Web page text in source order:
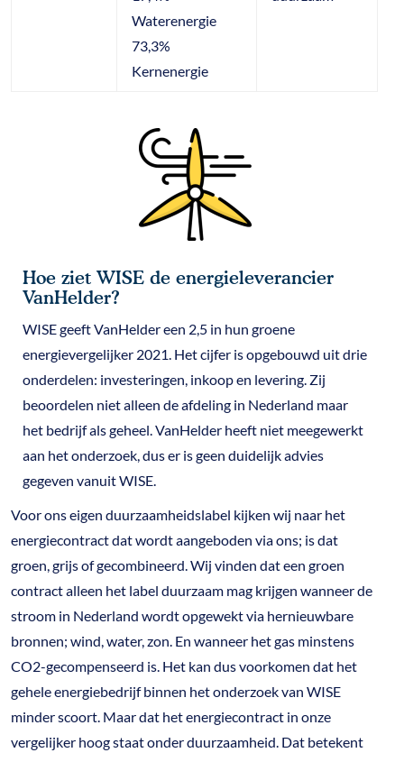
Waterenergie
73,3%
Kernenergie
Hoe ziet WISE de energieleverancier
VanHelder?
WISE geeft VanHelder een 2,5 in hun groene
energievergelijker 2021. Het cijfer is opgebouwd uit drie
onderdelen: investeringen, inkoop en levering. Zij
beoordelen niet alleen de afdeling in Nederland maar
het bedrijf als geheel. VanHelder heeft niet meegewerkt
aan het onderzoek, dus er is geen duidelijk advies
gegeven vanuit WISE.
Voor ons eigen duurzaamheidslabel kijken wij naar het
energiecontract dat wordt aangeboden via ons; is dat
groen, grijs of gecombineerd. Wij vinden dat een groen
contract alleen het label duurzaam mag krijgen wanneer de
stroom in Nederland wordt opgewekt via hernieuwbare
bronnen; wind, water, zon. En wanneer het gas minstens
CO2-gecompenseerd is. Het kan dus voorkomen dat het
gehele energiebedrijf binnen het onderzoek van WISE
minder scoort. Maar dat het energiecontract in onze
vergelijker hoog staat onder duurzaamheid. Dat betekent